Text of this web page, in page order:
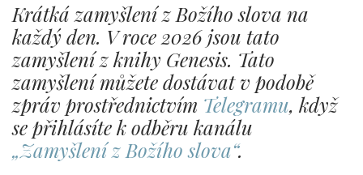
Krátká zamyšlení z Božího slova na
každý den. V roce 2026 jsou tato
zamyšlení z knihy Genesis. Tato
zamyšlení můžete dostávat v podobě
zpráv prostřednictvím Telegramu, když
se přihlásíte k odběru kanálu
„Zamyšlení z Božího slova“.